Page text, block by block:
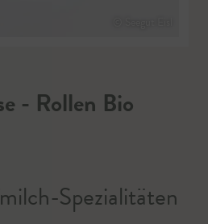
- Rollen Bio
Spezialitäten